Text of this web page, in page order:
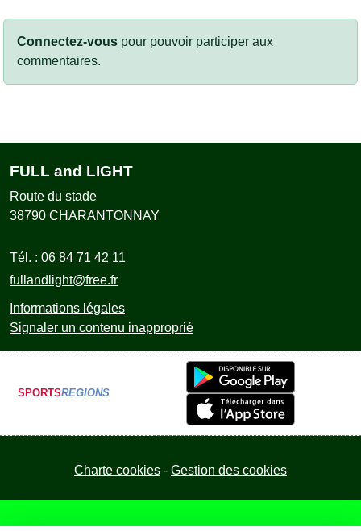
Connectez-vous pour pouvoir participer aux
commentaires.
FULL and LIGHT
Route du stade
38790 CHARANTONNAY
Tél. : 06 84 71 42 11
fullandlight@free.fr
Informations légales
Signaler un contenu inapproprié
SPORTSREGIONS
Charte cookies Gestion des cookies